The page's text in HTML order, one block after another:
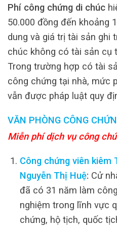
Phí công chứng di chúc
50.000 đồng đến khoảng
dung và giá trị tài sản ghi
chúc không có tài sản cụ
Trong trường hợp có tài
công chứng tại nhà, mức
vẫn được pháp luật quy
VĂN PHÒNG CÔNG
Miễn phí dịch vụ công
Công chứng viên kiêm
Nguyễn Thị Huệ: Cử
đã có 31 năm làm
nghiệm trong lĩnh vực
chứng, hộ tịch, quốc